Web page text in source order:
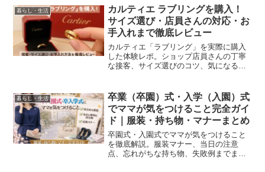
暮らし・生活
カルティエ ラブリングを購入！
サイズ選び・店員さんの対応・お
手入れまで徹底レビュー
カルティエ「ラブリング」を実際に購入
した体験レポ。ショップ店員さんの丁寧
な接客、サイズ選びのコツ、気になる傷
暮らし・生活
卒業（卒園）式・入学（入園）式
でママが気をつけること完全ガイ
ド｜服装・持ち物・マナーまとめ
卒園式・入園式でママが気をつけること
を徹底解説。服装マナー、当日の注意
点、忘れがちな持ち物、失敗例までまと